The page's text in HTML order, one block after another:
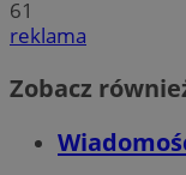
61
reklama
Zobacz